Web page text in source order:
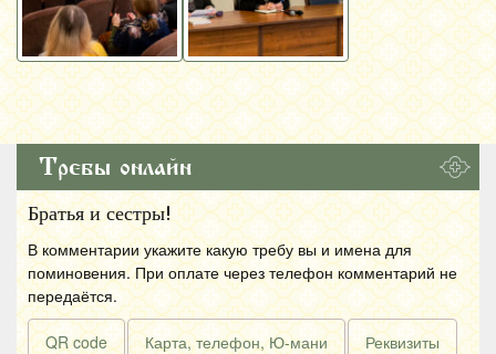
Требы онлайн
Братья и сестры!
В комментарии укажите какую требу вы и имена для
поминовения. При оплате через телефон комментарий не
передаётся.
QR code Карта, телефон, Ю-мани Реквизиты